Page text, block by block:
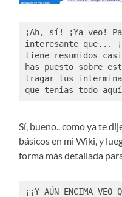
¡Ah, sí! ¡Ya veo!
interesante que...
tiene resumidos
has puesto sobre
tragar tus
que tenías todo aquí
Sí, bueno.. como ya te
básicos en mi Wiki, y
forma más detallada
¡¡Y AÚN ENCIMA VEO